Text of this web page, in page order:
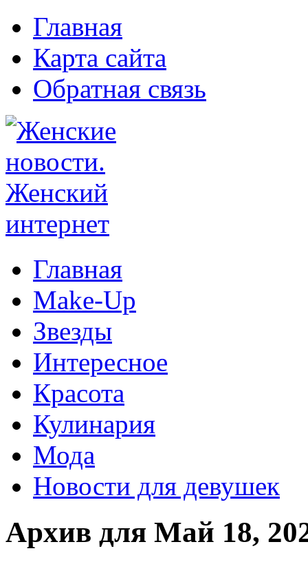
Главная
Карта сайта
Обратная связь
Главная
Make-Up
Звезды
Интересное
Красота
Кулинария
Мода
Новости для девушек
Архив для Май 18,